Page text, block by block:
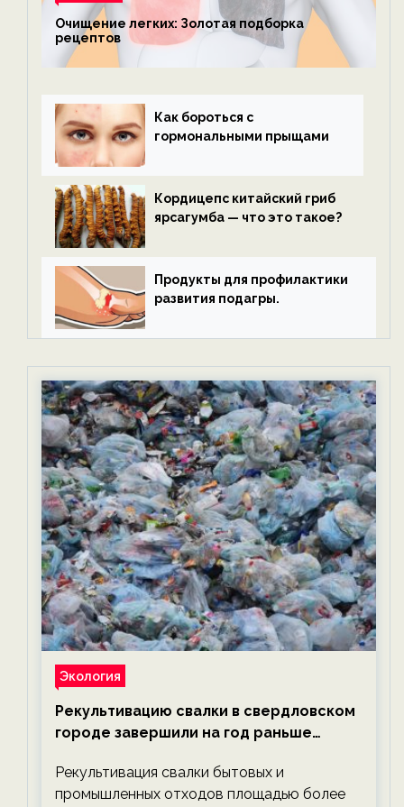
Очищение легких: Золотая подборка
рецептов
Как бороться с
гормональными прыщами
Кордицепс китайский гриб
ярсагумба — что это такое?
Продукты для профилактики
развития подагры.
Экология
Рекультивацию свалки в свердловском
городе завершили на год раньше
экологии на ECOportal
Рекультивация свалки бытовых и
промышленных отходов площадью более